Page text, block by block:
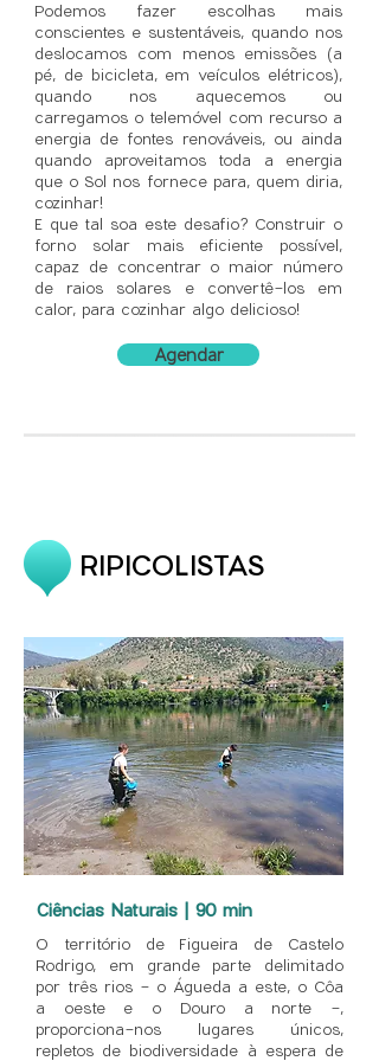
Podemos fazer escolhas mais
conscientes e sustentáveis, quando nos
deslocamos com menos emissões (a
pé, de bicicleta, em veículos elétricos),
quando nos aquecemos ou
carregamos o telemóvel com recurso a
energia de fontes renováveis, ou ainda
quando aproveitamos toda a energia
que o Sol nos fornece para, quem diria,
cozinhar!
E que tal soa este desafio? Construir o
forno solar mais eficiente possível,
capaz de concentrar o maior número
de raios solares e convertê-los em
calor, para cozinhar algo delicioso!
Agendar
RIPICOLISTAS
Ciências Naturais | 90 min
O território de Figueira de Castelo
Rodrigo, em grande parte delimitado
por três rios - o Águeda a este, o Côa
a oeste e o Douro a norte -,
proporciona-nos lugares únicos,
repletos de biodiversidade à espera de